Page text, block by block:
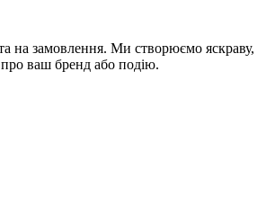
на замовлення. Ми створюємо яскраву,
про ваш бренд або подію.